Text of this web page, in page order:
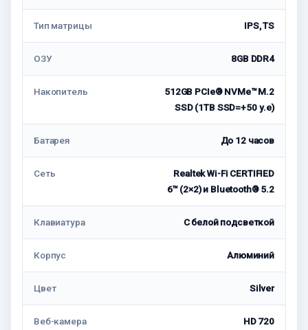
Тип матрицы IPS, TS
ОЗУ 8GB DDR4
Накопитель
512GB PCIe® NVMe™ M.2
SSD (1TB SSD=+50 у.е)
Батарея До 12 часов
Сеть
Realtek Wi-Fi CERTIFIED
6™ (2×2) и Bluetooth® 5.2
Клавиатура С белой подсветкой
Корпус Алюминий
Цвет Silver
Веб-камера HD 720